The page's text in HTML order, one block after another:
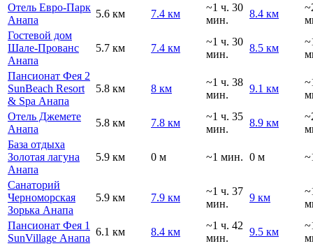
Отель Евро-Парк
Анапа
5.6 км 7.4 км
~1 ч. 30
мин.
8.4 км
Гостевой дом
Шале-Прованс
Анапа
5.7 км 7.4 км
~1 ч. 30
мин.
8.5 км
Пансионат Фея 2
SunBeach Resort
& Spa Анапа
5.8 км 8 км
~1 ч. 38
мин.
9.1 км
Отель Джемете
Анапа
5.8 км 7.8 км
~1 ч. 35
мин.
8.9 км
База отдыха
Золотая лагуна
Анапа
5.9 км 0 м ~1 мин. 0 м
Санаторий
Черноморская
Зорька Анапа
5.9 км 7.9 км
~1 ч. 37
мин.
9 км
Пансионат Фея 1
SunVillage Анапа
6.1 км 8.4 км
~1 ч. 42
мин.
9.5 км